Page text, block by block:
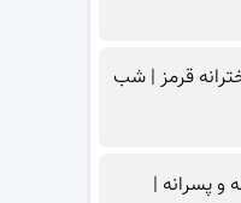
قرمز | شب
و پسرانه |